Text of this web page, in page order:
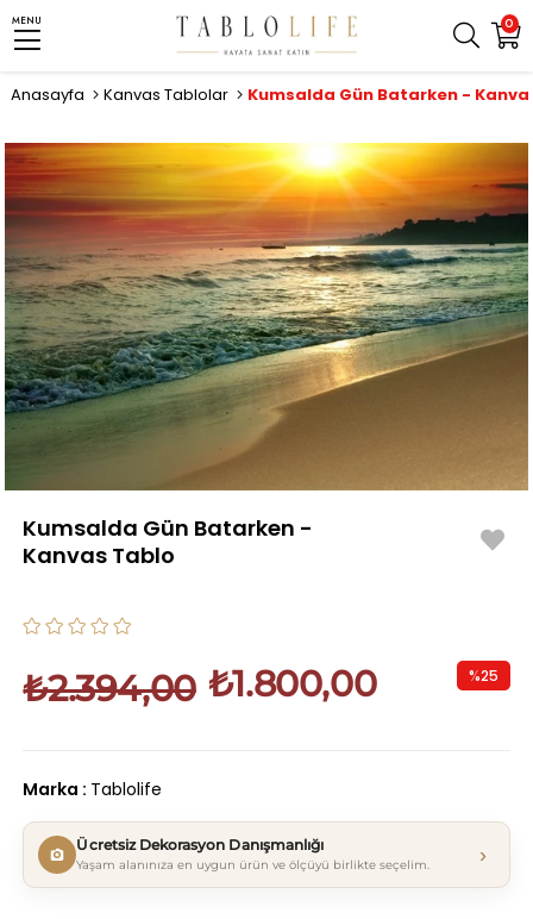
0
MENU
Anasayfa Kanvas Tablolar Kumsalda Gün Batarken -
Kumsalda Gün Batarken -
Kanvas Tablo
₺2.394,00 ₺1.800,00 %25
Marka : Tablolife
Ücretsiz Dekorasyon Danışmanlığı
Yaşam alanınıza en uygun ürün ve ölçüyü birlikte seçelim. ›